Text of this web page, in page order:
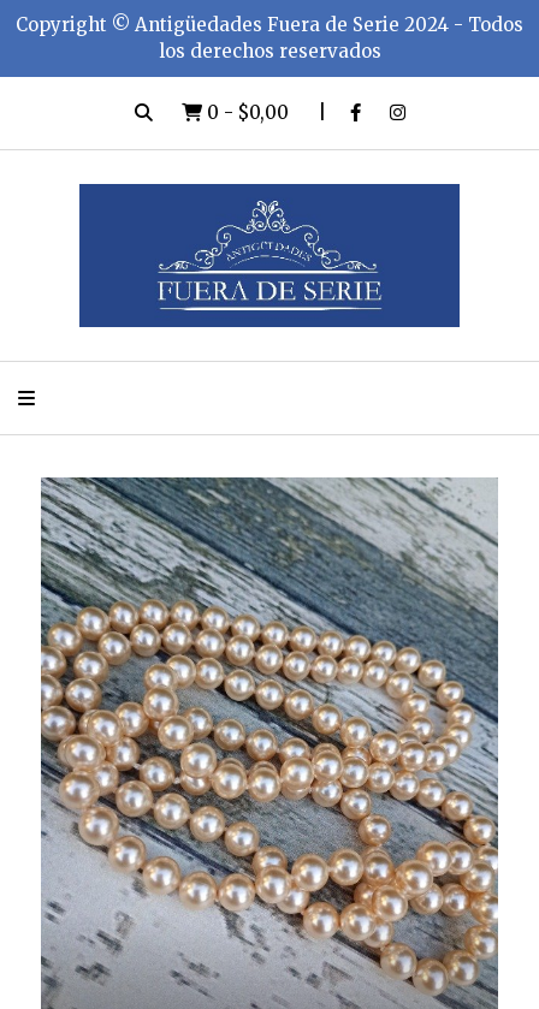
Copyright ©️ Antigüedades Fuera de Serie 2024 - Todos
los derechos reservados
0 - $0,00